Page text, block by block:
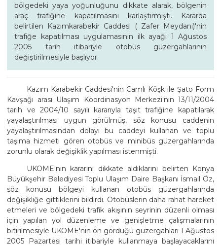
bölgedeki yaya yoğunluğunu dikkate alarak, bölgenin
araç trafiğine kapatılmasını karlaştırmıştı. Kararda
belirtilen Kazımkarabekir Caddesi ( Zafer Meydanı)'nin
trafiğe kapatılması uygulamasının ilk ayağı 1 Ağustos
2005 tarih itibariyle otobüs güzergahlarının
değiştirilmesiyle başlıyor.
Kazım Karabekir Caddesi'nin Camlı Köşk ile Şato Form
Kavşağı arası Ulaşım Koordinasyon Merkezi'nin 13/11/2004
tarih ve 2004/10 sayılı kararıyla taşıt trafiğine kapatılarak
yayalaştırılması uygun görülmüş, söz konusu caddenin
yayalaştırılmasından dolayı bu caddeyi kullanan ve toplu
taşıma hizmeti gören otobüs ve minibüs güzergahlarında
zorunlu olarak değişiklik yapılması istenmişti.
UKOME'nin kararını dikkate aldıklarını belirten Konya
Büyükşehir Belediyesi Toplu Ulaşım Daire Başkanı İsmail Öz,
söz konusu bölgeyi kullanan otobüs güzergahlarında
değişikliğe gittiklerini bildirdi. Otobüslerin daha rahat hareket
etmeleri ve bölgedeki trafik akışının seyrinin düzenli olması
için yapılan yol düzenleme ve genişletme çalışmalarının
bitirilmesiyle UKOME'nin ön gördüğü güzergahları 1 Ağustos
2005 Pazartesi tarihi itibariyle kullanmaya başlayacaklarını